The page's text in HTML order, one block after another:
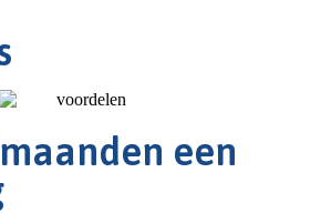
een